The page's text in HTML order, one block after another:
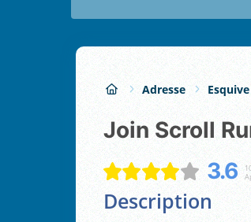
Adresse Esquive
Join Scroll
3.6
Description